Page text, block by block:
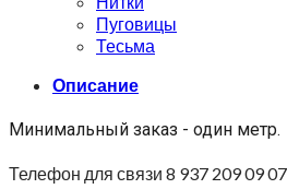
Пуговицы
Тесьма
Описание
Минимальный заказ - один метр.
Телефон для связи 8 937 209 09